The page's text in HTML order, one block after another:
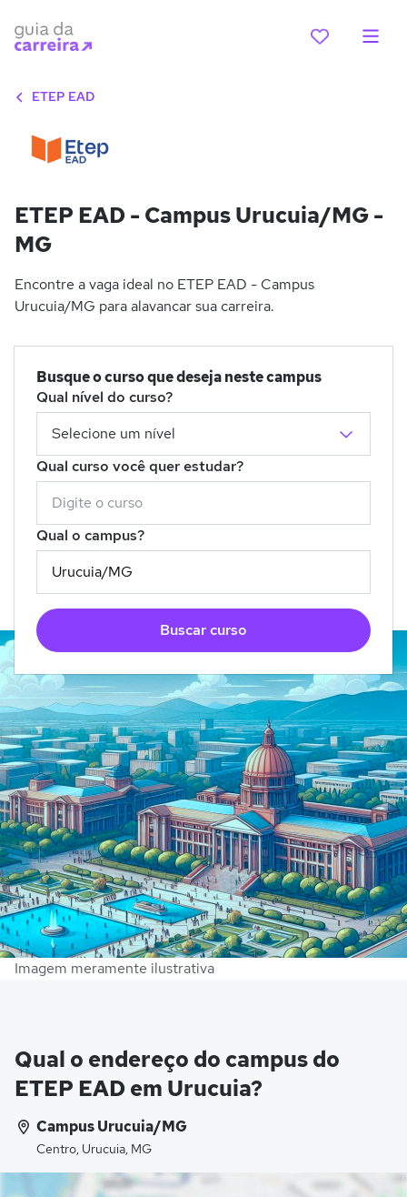
ETEP EAD
ETEP EAD - Campus Urucuia/MG -
MG
Encontre a vaga ideal no ETEP EAD - Campus
Urucuia/MG para alavancar sua carreira.
Busque o curso que deseja neste campus
Qual nível do curso?
Qual curso você quer estudar?
Qual o campus?
Buscar curso
Imagem meramente ilustrativa
Qual o endereço do campus do
ETEP EAD em Urucuia?
Campus Urucuia/MG
Centro, Urucuia, MG